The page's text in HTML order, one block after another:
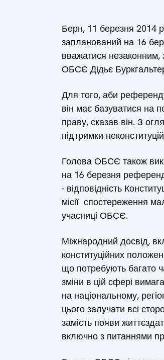
Берн, 11 березня 2014
запланований на 16
вважатися незаконним,
ОБСЄ Дідьє
Для того, аби
він має базуватися на
праву, сказав він. З
підтримки
Голова ОБСЄ також
на 16 березня
- відповідність
місії спостереження
учасниці ОБСЄ.
Міжнародний досвід,
конституційних
що потребують багато
зміни в цій сфері
на національному,
цього залучати всі
замість появи
включно з питаннями